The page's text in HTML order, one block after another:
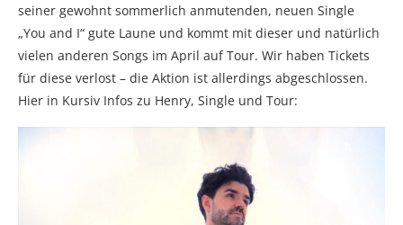
seiner gewohnt sommerlich anmutenden, neuen Single
„You and I“ gute Laune und kommt mit dieser und natürlich
vielen anderen Songs im April auf Tour. Wir haben Tickets
für diese verlost – die Aktion ist allerdings abgeschlossen.
Hier in Kursiv Infos zu Henry, Single und Tour: